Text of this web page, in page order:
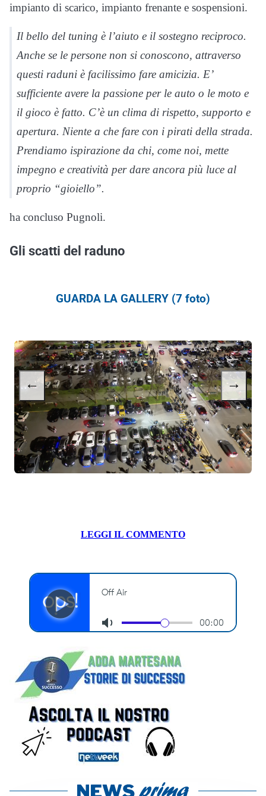
impianto di scarico, impianto frenante e sospensioni.
Il bello del tuning è l’aiuto e il sostegno reciproco.
Anche se le persone non si conoscono, attraverso
questi raduni è facilissimo fare amicizia. E’
sufficiente avere la passione per le auto o le moto e
il gioco è fatto. C’è un clima di rispetto, supporto e
apertura. Niente a che fare con i pirati della strada.
Prendiamo ispirazione da chi, come noi, mette
impegno e creatività per dare ancora più luce al
proprio “gioiello”.
ha concluso Pugnoli.
Gli scatti del raduno
GUARDA LA GALLERY (7 foto)
← →
LEGGI IL COMMENTO